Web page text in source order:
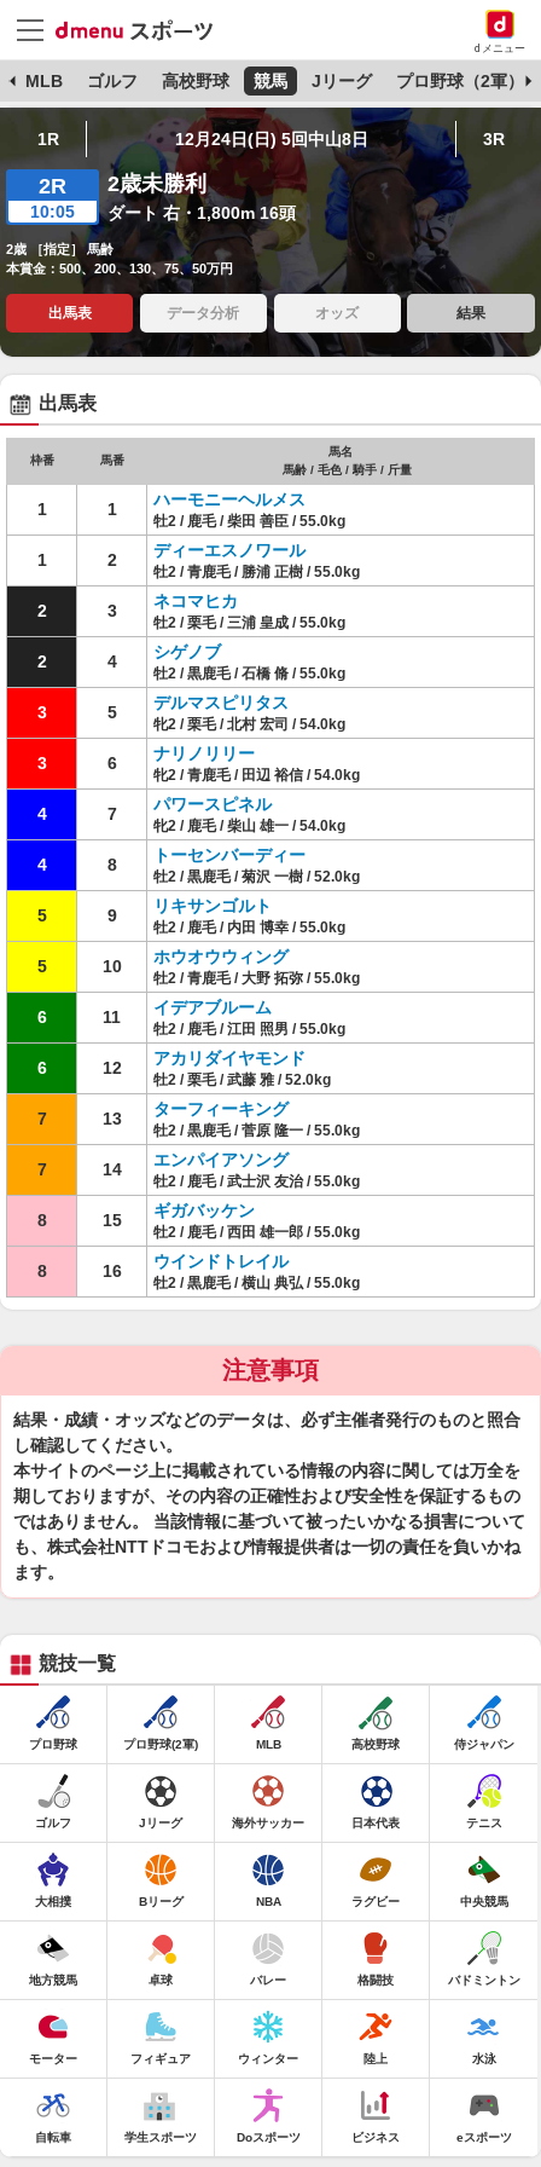
dメニュー
MLB ゴルフ 高校野球 競馬 Jリーグ プロ野球（2軍）
1R 12月24日(日) 5回中山8日 3R
2R
10:05
2歳未勝利
ダート 右・1,800m 16頭
2歳 ［指定］ 馬齢
本賞金：500、200、130、75、50万円
出馬表 データ分析 オッズ 結果
出馬表
枠番 馬番
馬名
馬齢 / 毛色 / 騎手 / 斤量
1 1 ハーモニーヘルメス
牡2 / 鹿毛 / 柴田 善臣 / 55.0kg
1 2 ディーエスノワール
牡2 / 青鹿毛 / 勝浦 正樹 / 55.0kg
2 3 ネコマヒカ
牡2 / 栗毛 / 三浦 皇成 / 55.0kg
2 4 シゲノブ
牡2 / 黒鹿毛 / 石橋 脩 / 55.0kg
3 5 デルマスピリタス
牝2 / 栗毛 / 北村 宏司 / 54.0kg
3 6 ナリノリリー
牝2 / 青鹿毛 / 田辺 裕信 / 54.0kg
4 7 パワースピネル
牝2 / 鹿毛 / 柴山 雄一 / 54.0kg
4 8 トーセンバーディー
牡2 / 黒鹿毛 / 菊沢 一樹 / 52.0kg
5 9 リキサンゴルト
牡2 / 鹿毛 / 内田 博幸 / 55.0kg
5 10 ホウオウウィング
牡2 / 青鹿毛 / 大野 拓弥 / 55.0kg
6 11 イデアブルーム
牡2 / 鹿毛 / 江田 照男 / 55.0kg
6 12 アカリダイヤモンド
牡2 / 栗毛 / 武藤 雅 / 52.0kg
7 13 ターフィーキング
牡2 / 黒鹿毛 / 菅原 隆一 / 55.0kg
7 14 エンパイアソング
牡2 / 鹿毛 / 武士沢 友治 / 55.0kg
8 15 ギガバッケン
牡2 / 鹿毛 / 西田 雄一郎 / 55.0kg
8 16 ウインドトレイル
牡2 / 黒鹿毛 / 横山 典弘 / 55.0kg
注意事項
結果・成績・オッズなどのデータは、必ず主催者発行のものと照合
し確認してください。
本サイトのページ上に掲載されている情報の内容に関しては万全を
期しておりますが、その内容の正確性および安全性を保証するもの
ではありません。 当該情報に基づいて被ったいかなる損害について
も、株式会社NTTドコモおよび情報提供者は一切の責任を負いかね
ます。
競技一覧
プロ野球 プロ野球(2軍) MLB 高校野球 侍ジャパン
ゴルフ Jリーグ 海外サッカー 日本代表 テニス
大相撲 Bリーグ NBA ラグビー 中央競馬
地方競馬 卓球 バレー 格闘技 バドミントン
モーター フィギュア ウィンター 陸上 水泳
自転車 学生スポーツ Doスポーツ ビジネス eスポーツ